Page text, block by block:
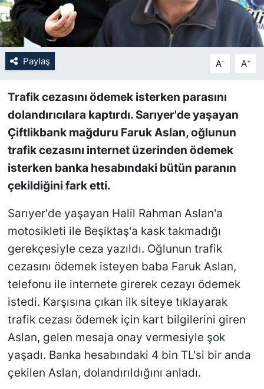
Paylaş A- A+
Trafik cezasını ödemek isterken parasını
dolandırıcılara kaptırdı. Sarıyer'de yaşayan
Çiftlikbank mağduru Faruk Aslan, oğlunun
trafik cezasını internet üzerinden ödemek
isterken banka hesabındaki bütün paranın
çekildiğini fark etti.
Sarıyer'de yaşayan Halil Rahman Aslan'a
motosikleti ile Beşiktaş'a kask takmadığı
gerekçesiyle ceza yazıldı. Oğlunun trafik
cezasını ödemek isteyen baba Faruk Aslan,
telefonu ile internete girerek cezayı ödemek
istedi. Karşısına çıkan ilk siteye tıklayarak
trafik cezası ödemek için kart bilgilerini giren
Aslan, gelen mesaja onay vermesiyle şok
yaşadı. Banka hesabındaki 4 bin TL'si bir anda
çekilen Aslan, dolandırıldığını anladı.
SEKTÖR
SİYASET
SPOR
TEKNOLOJİ
TÜRKİYE VE DÜNYA GÜNDEMİ
YAŞAM